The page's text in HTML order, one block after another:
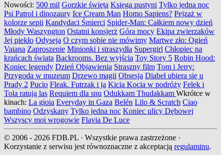
Nowości: 500 mil Gorzkie święta Księga pustyni Tylko jedna noc
Psi Patrol i dinozaury Ice Cream Man Homo Sapiens? Pejzaż w
kolorze sepii Kandydaci Śmierci Spider-Man: Całkiem nowy dzień
Młody Waszyngton Ostatni konsjerż Góra mocy Ekipa zwierzaków
Jej piekło Odyseja O czym sobie nie mówimy Martwe zło: Ogień
Vaiana Zaproszenie Minionki i straszydła Supergirl Chłopiec na
krańcach świata Backrooms. Bez wyjścia Toy Story 5 Robin Hood:
Koniec legendy Dzień Objawienia Straszny film Tom i Jerry:
Przygoda w muzeum Drzewo magii Obsesja Diabeł ubiera się u
Prady 2 Pucio Fleak. Futrzak i ja Kicia Kocia w podróży Felek i
Tola ratują las Requiem dla snu Odukkam Thudakkam Wkrótce w
kinach: La gioia Everyday in Gaza Belén Lilo & Scratch Ciao
bambino Odzyskany Tylko jedna noc Koniec ulicy Dębowej
Wszyscy moi wrogowie Flavia De Luce
© 2006 - 2026 FDB.PL · Wszystkie prawa zastrzeżone ·
Korzystanie z serwisu jest równoznaczne z akceptacją regulaminu.